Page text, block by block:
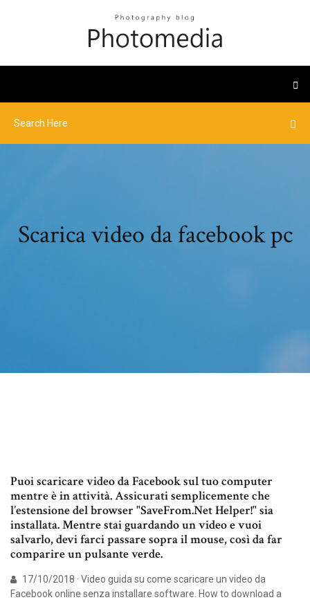
Scarica video da facebook pc
Puoi scaricare video da Facebook sul tuo computer
mentre è in attività. Assicurati semplicemente che
l’estensione del browser "SaveFrom.Net Helper!" sia
installata. Mentre stai guardando un video e vuoi
salvarlo, devi farci passare sopra il mouse, così da far
comparire un pulsante verde.
17/10/2018 · Video guida su come scaricare un video da
Facebook online senza installare software. How to download a